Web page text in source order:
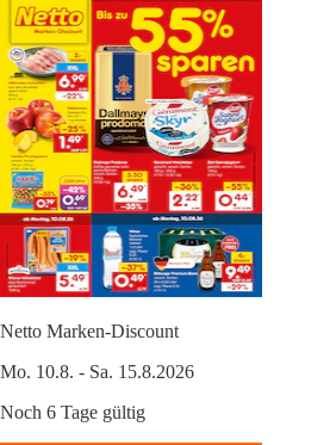
Netto Marken-Discount
Mo. 10.8. - Sa. 15.8.2026
Noch 6 Tage gültig